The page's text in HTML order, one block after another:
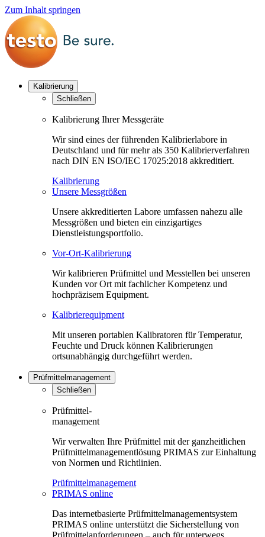
Zum Inhalt springen
Kalibrierung
Schließen
Kalibrierung Ihrer Messgeräte
Wir sind eines der führenden Kalibrierlabore in
Deutschland und für mehr als 350 Kalibrierverfahren
nach DIN EN ISO/IEC 17025:2018 akkreditiert.
Kalibrierung
Unsere Messgrößen
Unsere akkreditierten Labore umfassen nahezu alle
Messgrößen und bieten ein einzigartiges
Dienstleistungsportfolio.
Vor-Ort-Kalibrierung
Wir kalibrieren Prüfmittel und Messtellen bei unseren
Kunden vor Ort mit fachlicher Kompetenz und
hochpräzisem Equipment.
Kalibrierequipment
Mit unseren portablen Kalibratoren für Temperatur,
Feuchte und Druck können Kalibrierungen
ortsunabhängig durchgeführt werden.
Prüfmittelmanagement
Schließen
Prüfmittel-
management
Wir verwalten Ihre Prüfmittel mit der ganzheitlichen
Prüfmittelmanagementlösung PRIMAS zur Einhaltung
von Normen und Richtlinien.
Prüfmittelmanagement
PRIMAS online
Das internetbasierte Prüfmittelmanagementsystem
PRIMAS online unterstützt die Sicherstellung von
Prüfmittelanforderungen – auch für unterwegs.